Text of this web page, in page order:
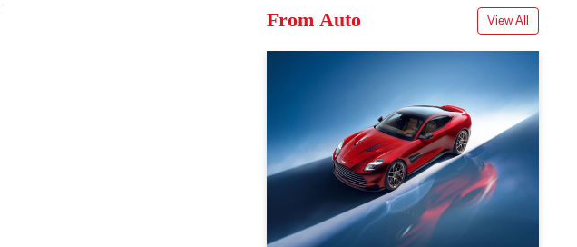
From Auto View All